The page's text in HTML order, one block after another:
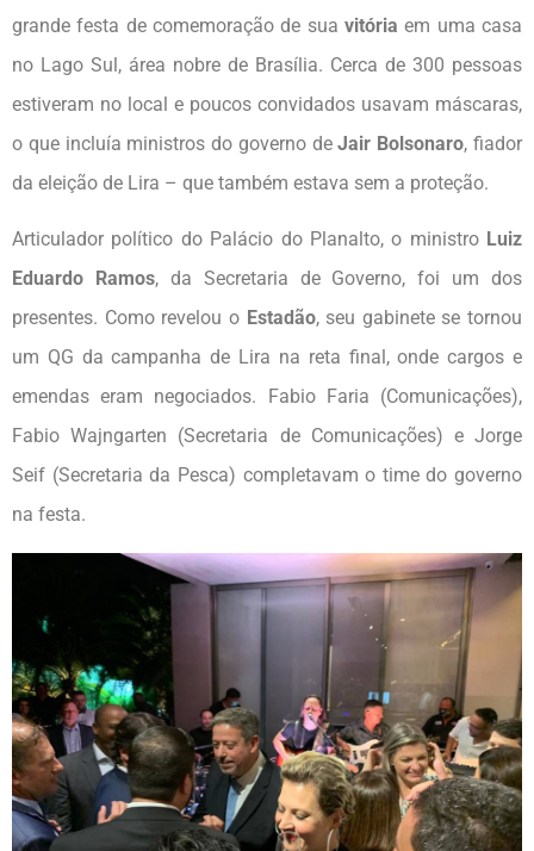
grande festa de comemoração de sua vitória em uma casa
no Lago Sul, área nobre de Brasília. Cerca de 300 pessoas
estiveram no local e poucos convidados usavam máscaras,
o que incluía ministros do governo deJair Bolsonaro, fiador
da eleição de Lira – que também estava sem a proteção.
Articulador político do Palácio do Planalto, o ministro Luiz
Eduardo Ramos, da Secretaria de Governo, foi um dos
presentes. Como revelou o Estadão, seu gabinete se tornou
um QG da campanha de Lira na reta final, onde cargos e
emendas eram negociados. Fabio Faria (Comunicações),
Fabio Wajngarten (Secretaria de Comunicações) e Jorge
Seif (Secretaria da Pesca) completavam o time do governo
na festa.